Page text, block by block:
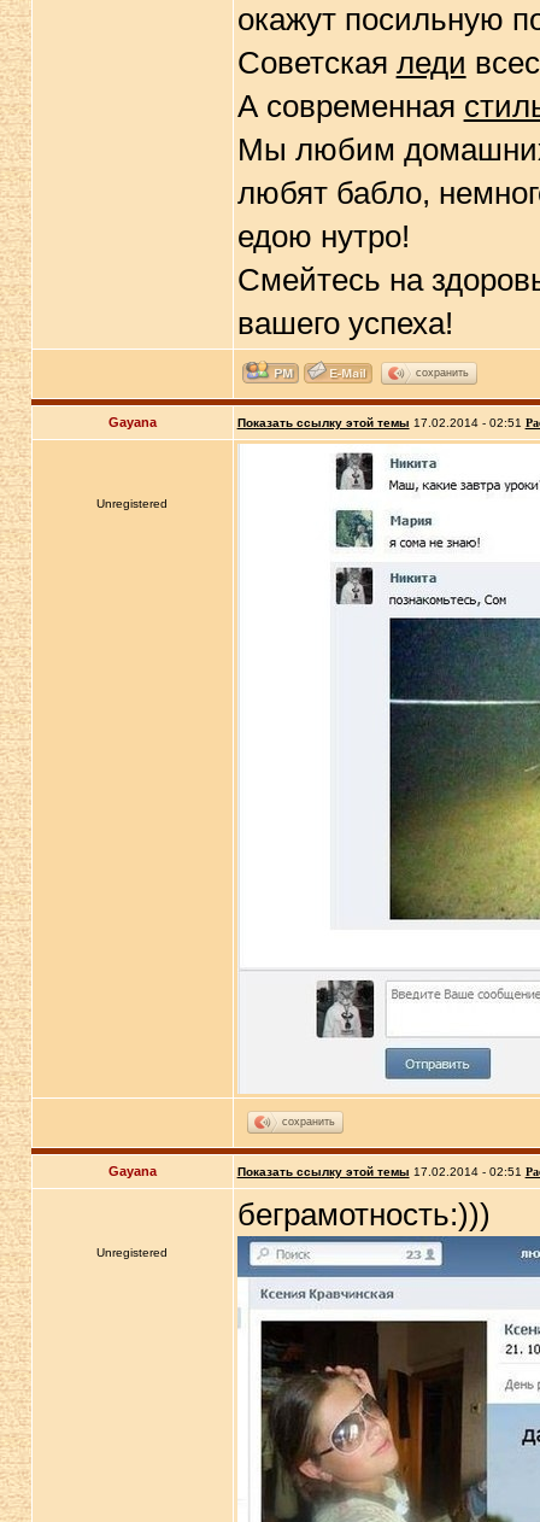
окажут посильную
Советская леди
А современная
Мы любим
любят бабло,
едою нутро!
Смейтесь на
вашего успеха!
сохранить
Gayana Показать ссылку этой темы 17.02.2014 - 02:51
Unregistered
сохранить
Gayana Показать ссылку этой темы 17.02.2014 - 02:51
Unregistered
беграмотность:)))